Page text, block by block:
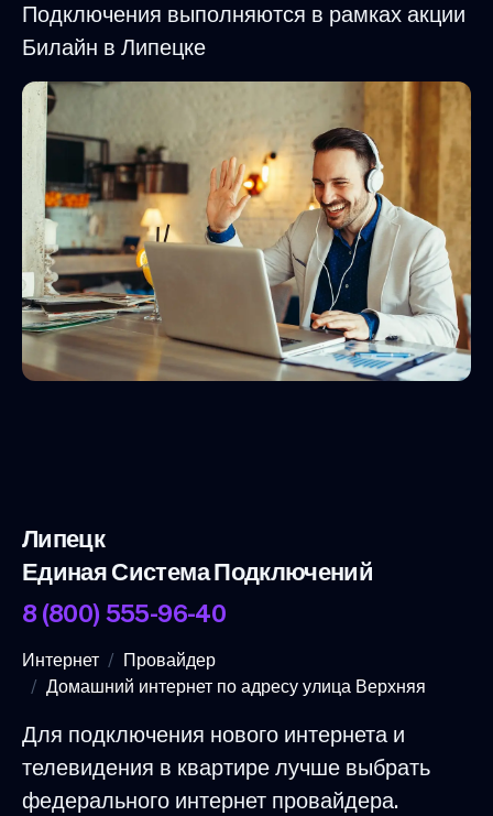
Подключения выполняются в рамках акции
Билайн в Липецке
Липецк
Единая Система Подключений
8 (800) 555-96-40
Интернет
Провайдер
Домашний интернет по адресу улица Верхняя
Для подключения нового интернета и
телевидения в квартире лучше выбрать
федерального интернет провайдера.